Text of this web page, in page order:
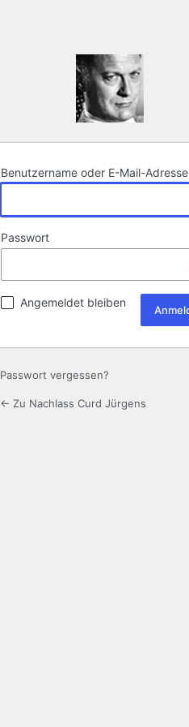
Benutzername oder E-Mail-Adresse
Passwort
Angemeldet bleiben
Passwort vergessen?
← Zu Nachlass Curd Jürgens